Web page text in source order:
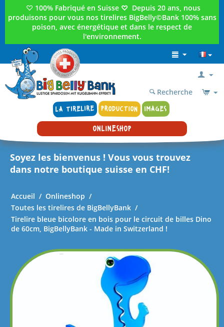
♡ 100% Fabriqué en Suisse ♡ Depuis 20 ans, nous
produisons pour vous nos tirelires BigBelly©Bank 100% sans
poison, avec énergétique et dans le respect de
l'environnement.
LA TIRELIRE PRODUCTION IMAGES
Recherche
ONLINESHOP
Soyez les bienvenus ! Vous vous trouvez
dans notre boutique suisse en CHF!
Accueil / Onlineshop /
Toutes les tirelires de BigBellyBank /
Tirelire bleue bicolore en bois pour le circuit de billes Dino
de 60cm, BigBellyBank - Made in Switzerland !